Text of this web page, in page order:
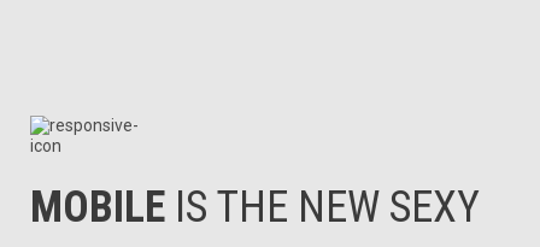
MOBILE IS THE NEW SEXY